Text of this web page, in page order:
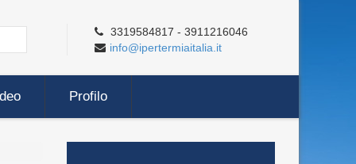
3319584817 - 3911216046
info@ipertermiaitalia.it
Profilo